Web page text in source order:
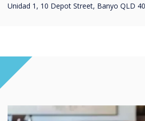
Unidad 1, 10 Depot Street, Banyo QLD